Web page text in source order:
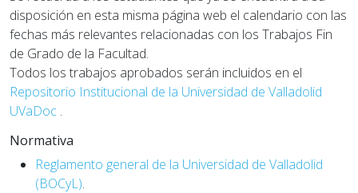
disposición en esta misma página web el calendario con las
fechas más relevantes relacionadas con los Trabajos Fin
de Grado de la Facultad.
Todos los trabajos aprobados serán incluidos en el
Repositorio Institucional de la Universidad de Valladolid
UVaDoc .
Normativa
Reglamento general de la Universidad de Valladolid
(BOCyL).